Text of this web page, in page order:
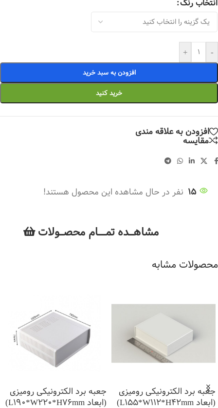
انتخاب رنگ
-
+
افزودن به سبد خرید
خرید کنید
افزودن به علاقه مندی
مقایسه
15 نفر در حال مشاهده این محصول هستند!
مشاهــــده تمــــــام محصـــولات
محصولات مشابه
جعبه برد الکترونیکی رومیزی
(ابعاد L155*W112*H42mm)
جعبه برد الکترونیکی رومیزی
(ابعاد L190*W220*H76mm)